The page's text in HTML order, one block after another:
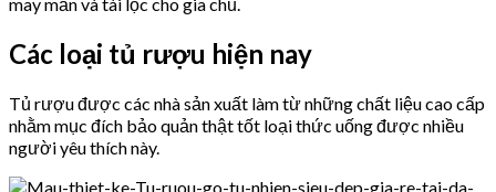
Các loại tủ rượu hiện nay
Tủ rượu được các nhà sản xuất làm từ những chất liệu cao cấp
nhằm mục đích bảo quản thật tốt loại thức uống được nhiều
người yêu thích này.